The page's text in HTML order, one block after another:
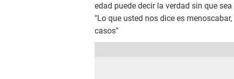
edad puede decir la verdad sin que
"Lo que usted nos dice es
casos"